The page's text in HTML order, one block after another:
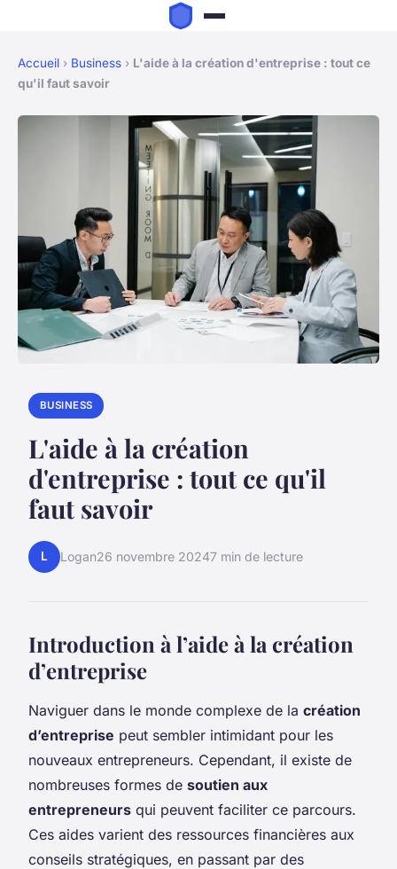
Accueil › Business › L'aide à la création d'entreprise : tout ce
qu'il faut savoir
BUSINESS
L'aide à la création
d'entreprise : tout ce qu'il
faut savoir
L Logan26 novembre 20247 min de lecture
Introduction à l’aide à la création
d’entreprise
Naviguer dans le monde complexe de la création
d’entreprise peut sembler intimidant pour les
nouveaux entrepreneurs. Cependant, il existe de
nombreuses formes de soutien aux
entrepreneurs qui peuvent faciliter ce parcours.
Ces aides varient des ressources financières aux
conseils stratégiques, en passant par des